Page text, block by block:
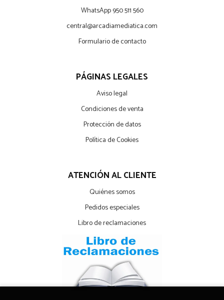
WhatsApp 950 511 560
central@arcadiamediatica.com
Formulario de contacto
PÁGINAS LEGALES
Aviso legal
Condiciones de venta
Protección de datos
Política de Cookies
ATENCIÓN AL CLIENTE
Quiénes somos
Pedidos especiales
Libro de reclamaciones